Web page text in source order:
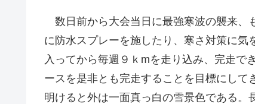
数日前から大会当日に最強寒波の襲来、
に防水スプレーを施したり、寒さ対策に
入ってから毎週９ｋmを走り込み、完走で
ースを是非とも完走することを目標にし
明けると外は一面真っ白の雪景色である